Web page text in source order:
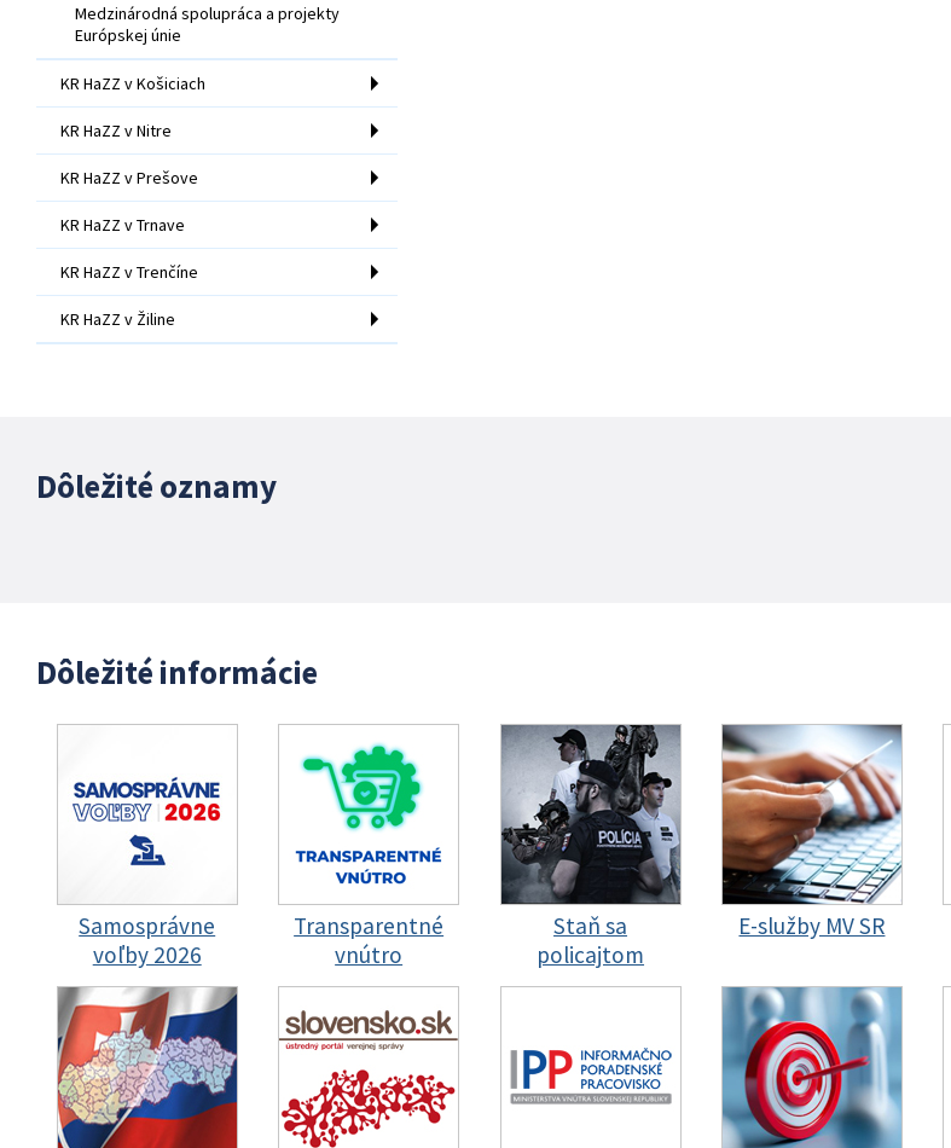
Medzinárodná spolupráca a projekty
Európskej únie
KR HaZZ v Košiciach
KR HaZZ v Nitre
KR HaZZ v Prešove
KR HaZZ v Trnave
KR HaZZ v Trenčíne
KR HaZZ v Žiline
Dôležité oznamy
Dôležité informácie
Samosprávne
voľby 2026
Transparentné
vnútro
Staň sa
policajtom
E-služby MV SR